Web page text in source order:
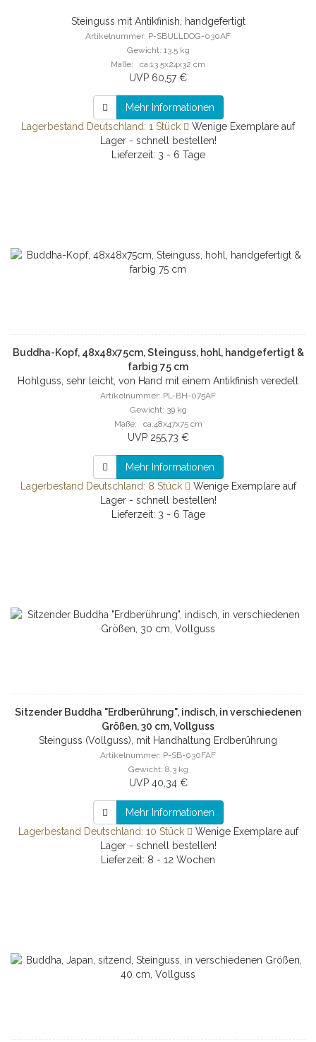
Steinguss mit Antikfinish, handgefertigt
Artikelnummer: P-SBULLDOG-030AF
Gewicht: 13.5 kg
Maße: ca.13.5x24x32 cm
UVP 60,57 €
Mehr Informationen
Lagerbestand Deutschland: 1 Stück
Wenige Exemplare auf
Lager - schnell bestellen!
Lieferzeit: 3 - 6 Tage
Buddha-Kopf, 48x48x75cm, Steinguss, hohl, handgefertigt &
farbig 75 cm
Hohlguss, sehr leicht, von Hand mit einem Antikfinish veredelt
Artikelnummer: PL-BH-075AF
Gewicht: 39 kg
Maße: ca.48x47x75 cm
UVP 255,73 €
Mehr Informationen
Lagerbestand Deutschland: 8 Stück
Wenige Exemplare auf
Lager - schnell bestellen!
Lieferzeit: 3 - 6 Tage
Sitzender Buddha "Erdberührung", indisch, in verschiedenen
Größen, 30 cm, Vollguss
Steinguss (Vollguss), mit Handhaltung Erdberührung
Artikelnummer: P-SB-030FAF
Gewicht: 8.3 kg
UVP 40,34 €
Mehr Informationen
Lagerbestand Deutschland: 10 Stück
Wenige Exemplare auf
Lager - schnell bestellen!
Lieferzeit: 8 - 12 Wochen